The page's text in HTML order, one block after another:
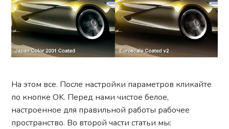
На этом все. После настройки параметров кликайте
по кнопке OK. Перед нами чистое белое,
настроенное для правильной работы рабочее
пространство. Во второй части статьи мы: